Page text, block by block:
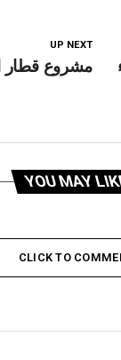
UP NEXT
مشروع قطار
YOU MAY
CLICK TO